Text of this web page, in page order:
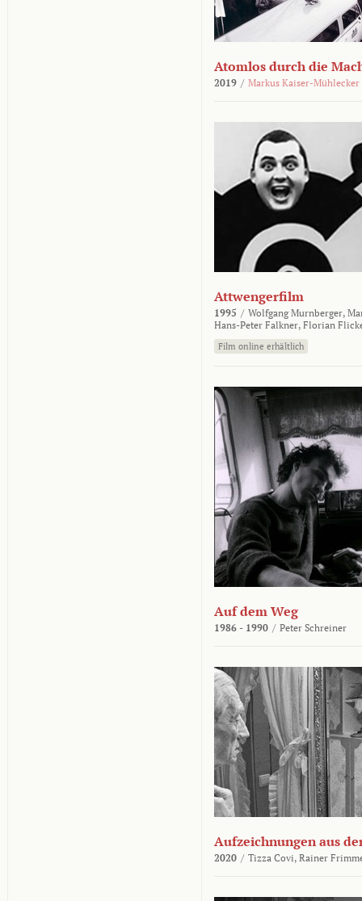
Atomlos durch die
2019 / Markus Kaiser-Mühlecker
Attwengerfilm
1995 / Wolfgang Murnberger,
Hans-Peter Falkner, Florian
Film online erhältlich
Auf dem Weg
1986 - 1990 / Peter Schreiner
Aufzeichnungen aus
2020 / Tizza Covi, Rainer